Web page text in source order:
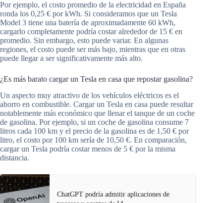
Por ejemplo, el costo promedio de la electricidad en España
ronda los 0,25 € por kWh. Si consideramos que un Tesla
Model 3 tiene una batería de aproximadamente 60 kWh,
cargarlo completamente podría costar alrededor de 15 € en
promedio. Sin embargo, esto puede variar. En algunas
regiones, el costo puede ser más bajo, mientras que en otras
puede llegar a ser significativamente más alto.
¿Es más barato cargar un Tesla en casa que repostar gasolina?
Un aspecto muy atractivo de los vehículos eléctricos es el
ahorro en combustible. Cargar un Tesla en casa puede resultar
notablemente más económico que llenar el tanque de un coche
de gasolina. Por ejemplo, si un coche de gasolina consume 7
litros cada 100 km y el precio de la gasolina es de 1,50 € por
litro, el costo por 100 km sería de 10,50 €. En comparación,
cargar un Tesla podría costar menos de 5 € por la misma
distancia.
ChatGPT podría admitir aplicaciones de